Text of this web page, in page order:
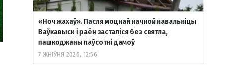
«Ноч жахаў». Пасля моцнай начной навальніцы
Ваўкавыск і раён засталіся без святла,
пашкоджаны паўсотні дамоў
7 ЖНІЎНЯ 2026, 12:56